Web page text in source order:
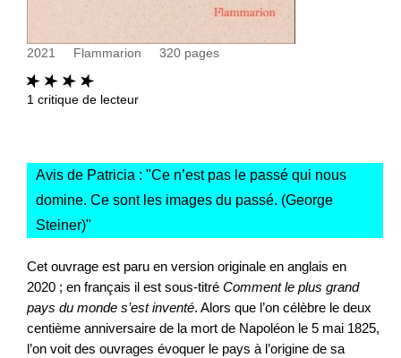
2021 Flammarion 320 pages
1 critique de lecteur
Avis de Patricia : "Ce n’est pas le passé qui nous
domine. Ce sont les images du passé. (George
Steiner)"
Cet ouvrage est paru en version originale en anglais en
2020 ; en français il est sous-titré Comment le plus grand
pays du monde s’est inventé. Alors que l’on célèbre le deux
centième anniversaire de la mort de Napoléon le 5 mai 1825,
l’on voit des ouvrages évoquer le pays à l’origine de sa